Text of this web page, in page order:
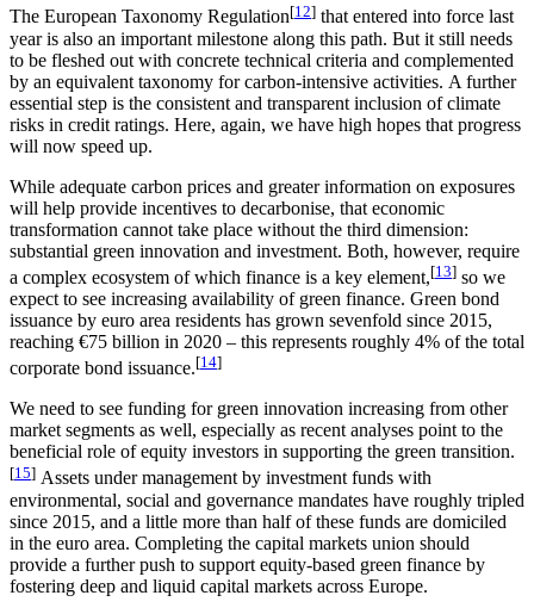
The European Taxonomy Regulation[12] that entered into force last
year is also an important milestone along this path. But it still needs
to be fleshed out with concrete technical criteria and complemented
by an equivalent taxonomy for carbon-intensive activities. A further
essential step is the consistent and transparent inclusion of climate
risks in credit ratings. Here, again, we have high hopes that progress
will now speed up.
While adequate carbon prices and greater information on exposures
will help provide incentives to decarbonise, that economic
transformation cannot take place without the third dimension:
substantial green innovation and investment. Both, however, require
a complex ecosystem of which finance is a key element,[13] so we
expect to see increasing availability of green finance. Green bond
issuance by euro area residents has grown sevenfold since 2015,
reaching €75 billion in 2020 – this represents roughly 4% of the total
corporate bond issuance.[14]
We need to see funding for green innovation increasing from other
market segments as well, especially as recent analyses point to the
beneficial role of equity investors in supporting the green transition.
[15] Assets under management by investment funds with
environmental, social and governance mandates have roughly tripled
since 2015, and a little more than half of these funds are domiciled
in the euro area. Completing the capital markets union should
provide a further push to support equity-based green finance by
fostering deep and liquid capital markets across Europe.